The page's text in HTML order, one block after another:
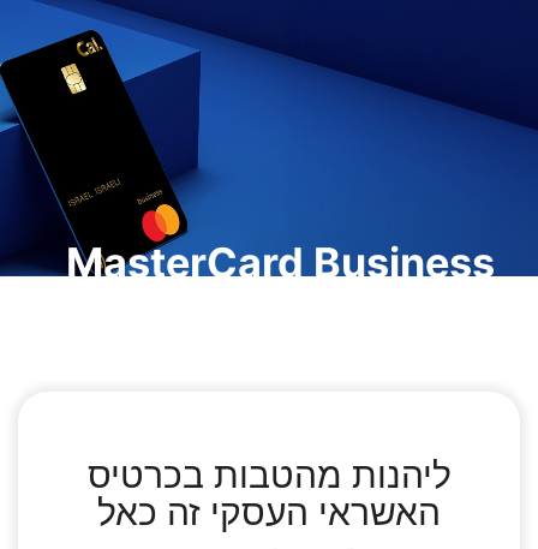
MasterCard Business
ליהנות מהטבות בכרטיס
האשראי העסקי זה כאל